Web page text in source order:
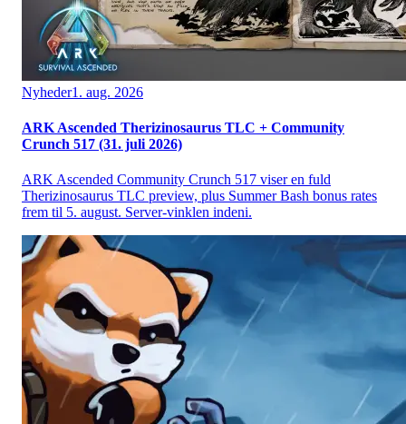
Nyheder1. aug. 2026
ARK Ascended Therizinosaurus TLC + Community
Crunch 517 (31. juli 2026)
ARK Ascended Community Crunch 517 viser en fuld
Therizinosaurus TLC preview, plus Summer Bash bonus rates
frem til 5. august. Server-vinklen indeni.